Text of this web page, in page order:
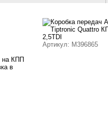
на КПП
в
Артикул: M396865